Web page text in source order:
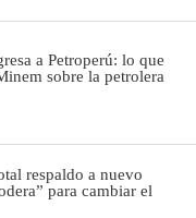
a Petroperú: lo que
sobre la petrolera
respaldo a nuevo
para cambiar el